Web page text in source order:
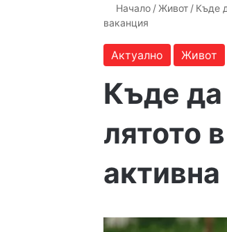
Начало / Живот / Къде
ваканция
Актуално Живот
Къде
лятото